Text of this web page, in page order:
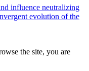
influence neutralizing
evolution of the
the site, you are